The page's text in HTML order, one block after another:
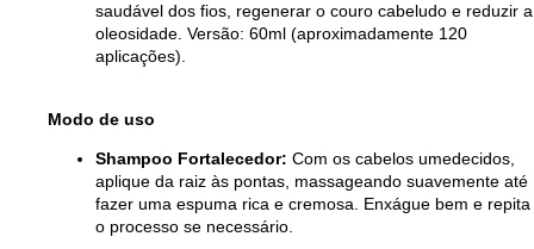
saudável dos fios, regenerar o couro cabeludo e reduzir a
oleosidade. Versão: 60ml (aproximadamente 120
aplicações).
Modo de uso
Shampoo Fortalecedor: Com os cabelos umedecidos,
aplique da raiz às pontas, massageando suavemente até
fazer uma espuma rica e cremosa. Enxágue bem e repita
o processo se necessário.